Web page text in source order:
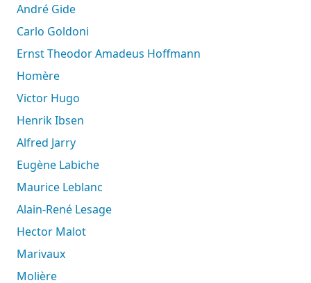
André Gide
Carlo Goldoni
Ernst Theodor Amadeus Hoffmann
Homère
Victor Hugo
Henrik Ibsen
Alfred Jarry
Eugène Labiche
Maurice Leblanc
Alain-René Lesage
Hector Malot
Marivaux
Molière